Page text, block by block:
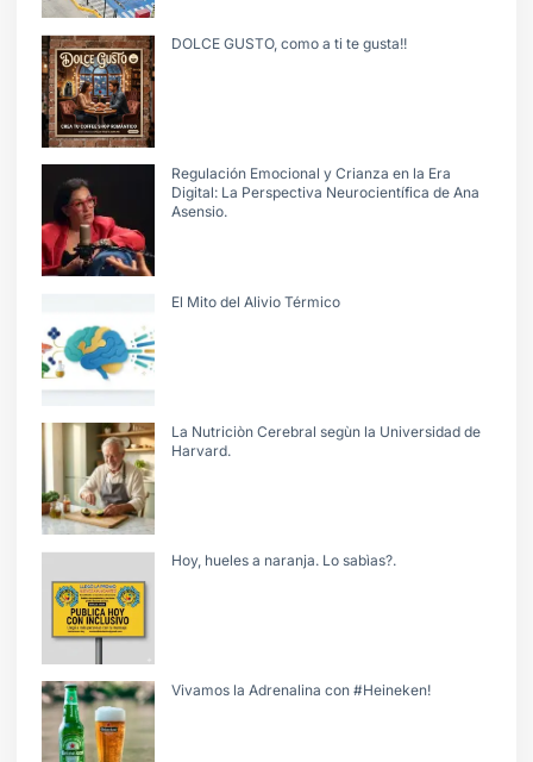
DOLCE GUSTO, como a ti te gusta!!
Regulación Emocional y Crianza en la Era
Digital: La Perspectiva Neurocientífica de Ana
Asensio.
El Mito del Alivio Térmico
La Nutriciòn Cerebral segùn la Universidad de
Harvard.
Hoy, hueles a naranja. Lo sabìas?.
Vivamos la Adrenalina con #Heineken!